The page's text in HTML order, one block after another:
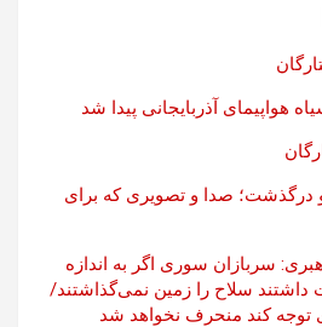
هواپیمای آذربایجانی پیدا شد
درگذشت؛ صدا و تصویری که برای
سربازان سوری اگر به اندازه
داشتند سلاح را زمین نمی‌گذاشتند/
توجه کند منحرف نخواهد شد